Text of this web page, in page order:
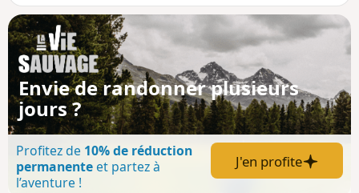
du plateau de Ferschweiler.
Envie de randonner plusieurs
jours ?
Profitez de 10% de réduction
permanenteet partez à
l’aventure !
J'en profite